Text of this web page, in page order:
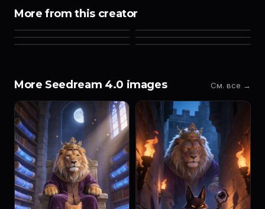
More from this creator
More Seedream 4.0 images См. все →